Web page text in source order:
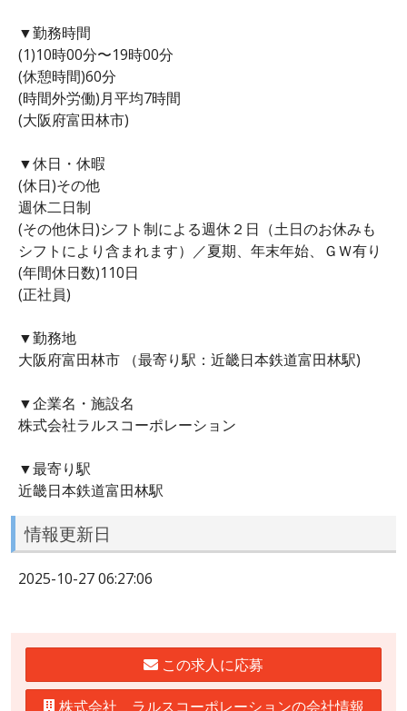
▼勤務時間
(1)10時00分〜19時00分
(休憩時間)60分
(時間外労働)月平均7時間
(大阪府富田林市)
▼休日・休暇
(休日)その他
週休二日制
(その他休日)シフト制による週休２日（土日のお休みも
シフトにより含まれます）／夏期、年末年始、ＧＷ有り
(年間休日数)110日
(正社員)
▼勤務地
大阪府富田林市 （最寄り駅：近畿日本鉄道富田林駅)
▼企業名・施設名
株式会社ラルスコーポレーション
▼最寄り駅
近畿日本鉄道富田林駅
情報更新日
2025-10-27 06:27:06
この求人に応募
株式会社 ラルスコーポレーションの会社情報